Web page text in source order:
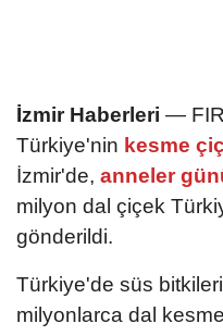
İzmir Haberleri —
Türkiye'nin kesme
İzmir'de, anneler
milyon dal çiçek
gönderildi.
Türkiye'de süs
milyonlarca dal